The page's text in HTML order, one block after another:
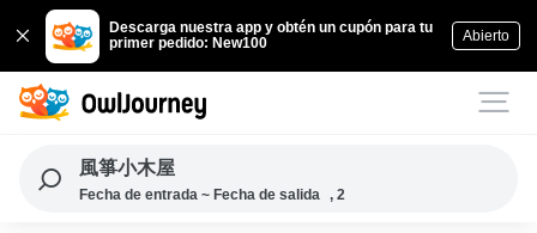
Descarga nuestra app y obtén un cupón para tu
primer pedido: New100
Abierto
風箏小木屋
Fecha de entrada ~ Fecha de salida , 2